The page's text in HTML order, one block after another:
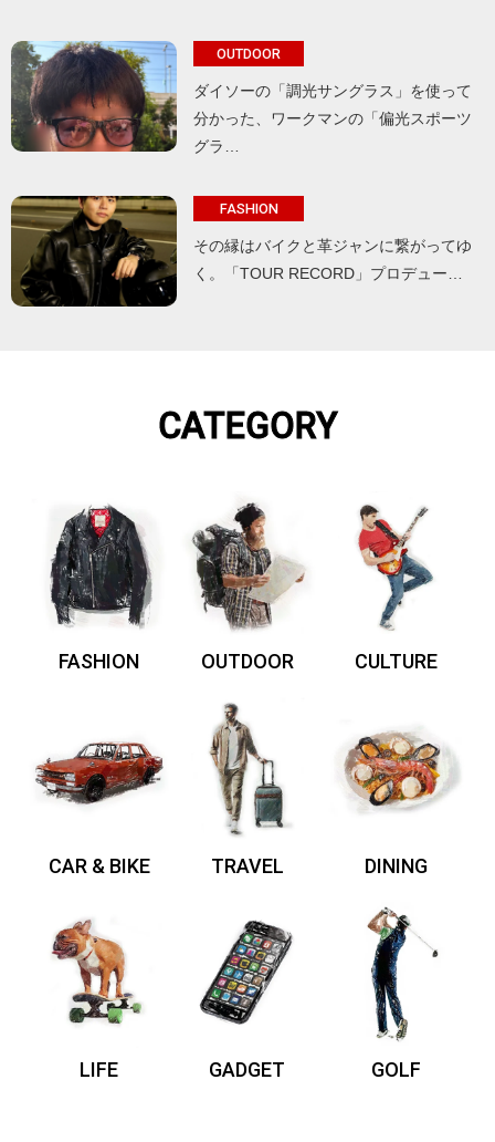
OUTDOOR
ダイソーの「調光サングラス」を使って
分かった、ワークマンの「偏光スポーツ
グラ…
FASHION
その縁はバイクと革ジャンに繋がってゆ
く。「TOUR RECORD」プロデュー…
CATEGORY
FASHION OUTDOOR CULTURE
CAR & BIKE TRAVEL DINING
LIFE GADGET GOLF